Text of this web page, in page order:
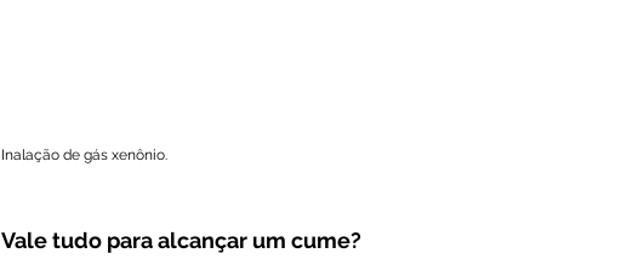
Inalação de gás xenônio.
Vale tudo para alcançar um cume?